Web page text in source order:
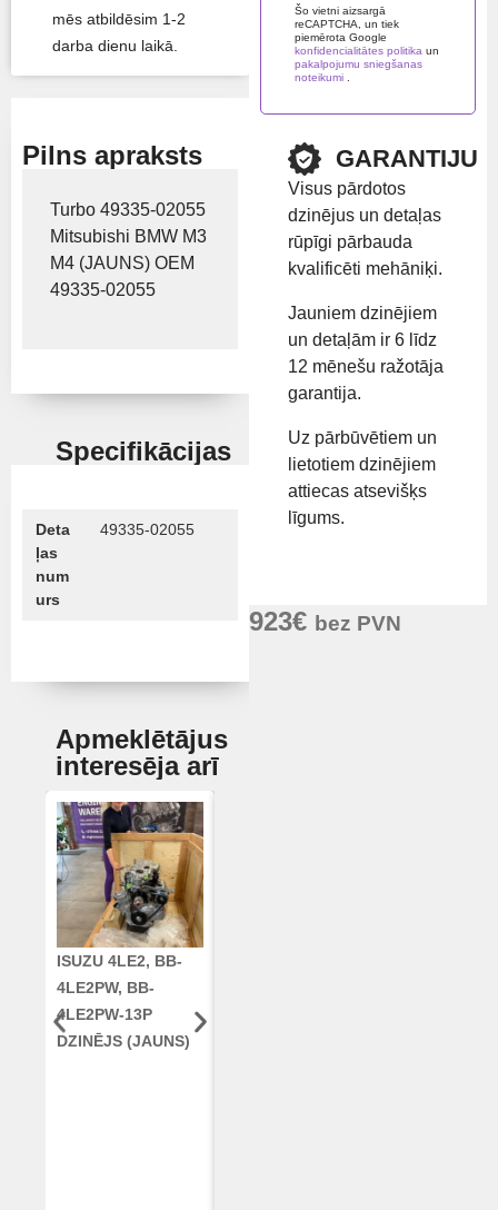
mēs atbildēsim 1-2
darba dienu laikā.
Pilns apraksts
Turbo 49335-02055
Mitsubishi BMW M3
M4 (JAUNS) OEM
49335-02055
Specifikācijas
Deta
ļas
num
urs
49335-02055
Apmeklētājus
interesēja arī
ISUZU 4LE2, BB-
4LE2PW, BB-
4LE2PW-13P
DZINĒJS (JAUNS)
Šo vietni aizsargā
reCAPTCHA, un tiek
piemērota Google
konfidencialitātes politika un
pakalpojumu sniegšanas
noteikumi
GARANTIJU
Visus pārdotos
dzinējus un detaļas
rūpīgi pārbauda
kvalificēti mehāniķi.
Jauniem dzinējiem
un detaļām ir 6 līdz
12 mēnešu ražotāja
garantija.
Uz pārbūvētiem un
lietotiem dzinējiem
attiecas atsevišķs
līgums.
923€ bez PVN